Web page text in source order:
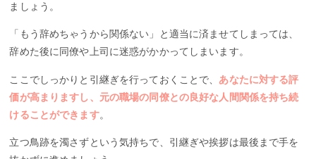
ましょう。
「もう辞めちゃうから関係ない」と適当に済ませてしまっては、
辞めた後に同僚や上司に迷惑がかかってしまいます。
ここでしっかりと引継ぎを行っておくことで、 あなたに対する評
価が高まりますし、元の職場の同僚との良好な人間関係を持ち続
けることができます。
立つ鳥跡を濁さずという気持ちで、引継ぎや挨拶は最後まで手を